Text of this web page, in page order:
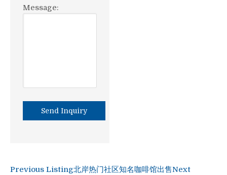
Message:
Previous Listing北岸热门社区知名咖啡馆出售Next